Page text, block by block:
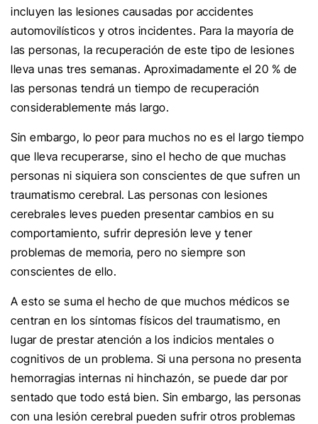
incluyen las lesiones causadas por accidentes
automovilísticos y otros incidentes. Para la mayoría de
las personas, la recuperación de este tipo de lesiones
lleva unas tres semanas. Aproximadamente el 20 % de
las personas tendrá un tiempo de recuperación
considerablemente más largo.
Sin embargo, lo peor para muchos no es el largo tiempo
que lleva recuperarse, sino el hecho de que muchas
personas ni siquiera son conscientes de que sufren un
traumatismo cerebral. Las personas con lesiones
cerebrales leves pueden presentar cambios en su
comportamiento, sufrir depresión leve y tener
problemas de memoria, pero no siempre son
conscientes de ello.
A esto se suma el hecho de que muchos médicos se
centran en los síntomas físicos del traumatismo, en
lugar de prestar atención a los indicios mentales o
cognitivos de un problema. Si una persona no presenta
hemorragias internas ni hinchazón, se puede dar por
sentado que todo está bien. Sin embargo, las personas
con una lesión cerebral pueden sufrir otros problemas